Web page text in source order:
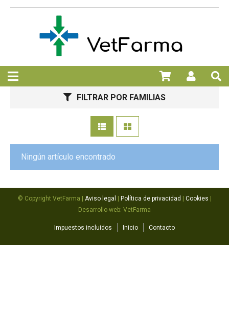
FILTRAR POR FAMILIAS
Ningún artículo encontrado
© Copyright VetFarma | Aviso legal Política de privacidad Cookies
Desarrollo web: VetFarma
Impuestos incluidos Inicio Contacto